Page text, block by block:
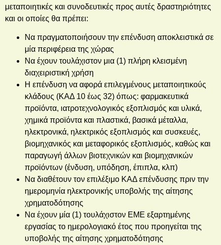
μεταποιητικές και συνοδευτικές προς αυτές δραστηριότητες
και οι οποίες θα πρέπει:
Να πραγματοποιήσουν την επένδυση αποκλειστικά σε
μία περιφέρεια της χώρας
Να έχουν τουλάχιστον μια (1) πλήρη κλεισμένη
διαχειριστική χρήση
Η επένδυση να αφορά επιλεγμένους μεταποιητικούς
κλάδους (ΚΑΔ 10 έως 32) όπως: φαρμακευτικά
προϊόντα, ιατροτεχνολογικός εξοπλισμός και υλικά,
χημικά προϊόντα και πλαστικά, βασικά μέταλλα,
ηλεκτρονικά, ηλεκτρικός εξοπλισμός και συσκευές,
βιομηχανικός και μεταφορικός εξοπλισμός, καθώς και
παραγωγή άλλων βιοτεχνικών και βιομηχανικών
προϊόντων (ένδυση, υπόδηση, έπιπλα, κλπ)
Να διαθέτουν τον επιλέξιμο ΚΑΔ επένδυσης πριν την
ημερομηνία ηλεκτρονικής υποβολής της αίτησης
χρηματοδότησης
Να έχουν μία (1) τουλάχιστον ΕΜΕ εξαρτημένης
εργασίας το ημερολογιακό έτος που προηγείται της
υποβολής της αίτησης χρηματοδότησης